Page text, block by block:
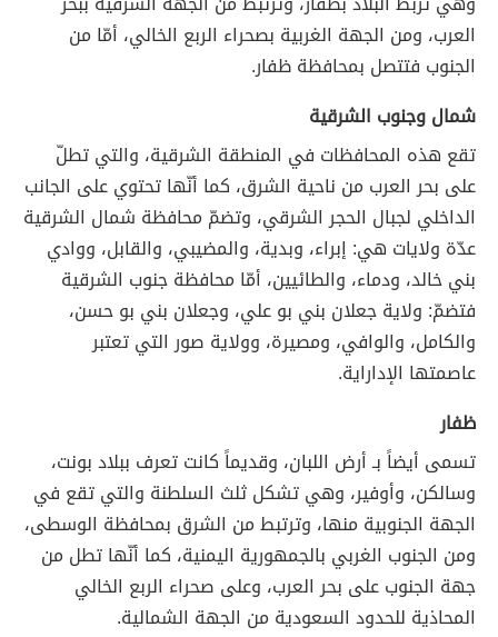
العرب، ومن الجهة الغربية بصحراء الربع الخالي، أمّا من
الجنوب فتتصل بمحافظة ظفار.
شمال وجنوب الشرقية
تقع هذه المحافظات في المنطقة الشرقية، والتي تطلّ
على بحر العرب من ناحية الشرق، كما أنّها تحتوي على الجانب
الداخلي لجبال الحجر الشرقي، وتضمّ محافظة شمال الشرقية
عدّة ولايات هي: إبراء، وبدية، والمضيبي، والقابل، ووادي
بني خالد، ودماء، والطائيين، أمّا محافظة جنوب الشرقية
فتضمّ: ولاية جعلان بني بو علي، وجعلان بني بو حسن،
والكامل، والوافي، ومصيرة، وولاية صور التي تعتبر
عاصمتها الإداراية.
ظفار
تسمى أيضاً بـ أرض اللبان، وقديماً كانت تعرف ببلاد بونت،
وسالكن، وأوفير، وهي تشكل ثلث السلطنة والتي تقع في
الجهة الجنوبية منها، وترتبط من الشرق بمحافظة الوسطى،
ومن الجنوب الغربي بالجمهورية اليمنية، كما أنّها تطل من
جهة الجنوب على بحر العرب، وعلى صحراء الربع الخالي
المحاذية للحدود السعودية من الجهة الشمالية.